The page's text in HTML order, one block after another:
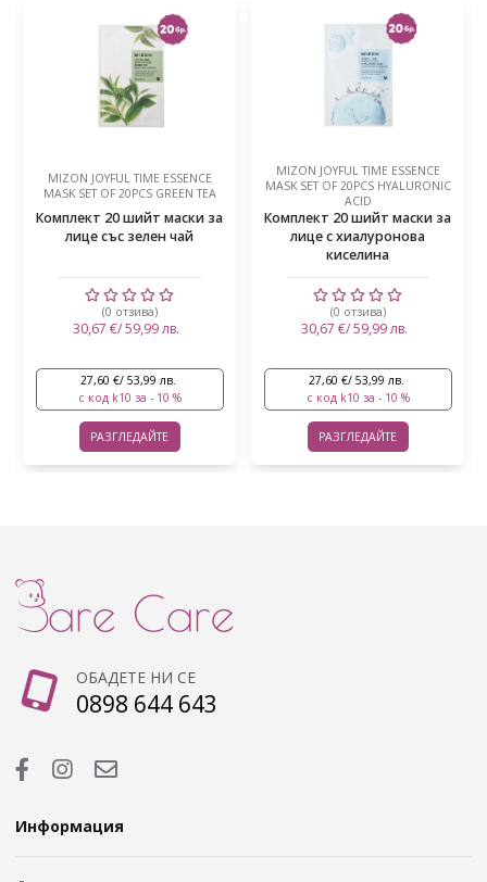
MIZON JOYFUL TIME ESSENCE
MASK SET OF 20PCS GREEN TEA
Комплект 20 шийт маски за
лице със зелен чай
(0 отзива)
30,67 €/ 59,99 лв.
27,60 €/ 53,99 лв.
с код k10 за - 10 %
РАЗГЛЕДАЙТЕ
MIZON JOYFUL TIME ESSENCE
MASK SET OF 20PCS HYALURONIC
ACID
Комплект 20 шийт маски за
лице с хиалуронова
киселина
(0 отзива)
30,67 €/ 59,99 лв.
27,60 €/ 53,99 лв.
с код k10 за - 10 %
РАЗГЛЕДАЙТЕ
ОБАДЕТЕ НИ СЕ
0898 644 643
Информация